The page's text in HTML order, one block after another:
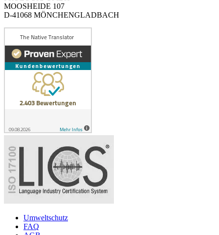
MOOSHEIDE 107
D-41068 MÖNCHENGLADBACH
Umweltschutz
FAQ